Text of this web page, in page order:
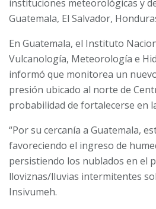
instituciones meteorológicas y
Guatemala, El Salvador,
En Guatemala, el Instituto
Vulcanología, Meteorología e
informó que monitorea un
presión ubicado al norte de
probabilidad de fortalecerse en
“Por su cercanía a Guatemala,
favoreciendo el ingreso de
persistiendo los nublados en el
lloviznas/lluvias intermitentes
Insivumeh.